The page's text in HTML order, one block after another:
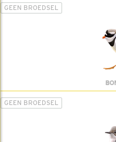
GEEN BROEDSEL
GEEN BROEDSEL